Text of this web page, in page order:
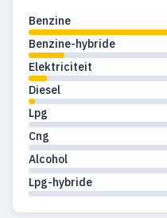
1979
1972 1
Benzine
Benzine-hybride
Elektriciteit
Diesel
Lpg
Cng
Alcohol
Lpg-hybride